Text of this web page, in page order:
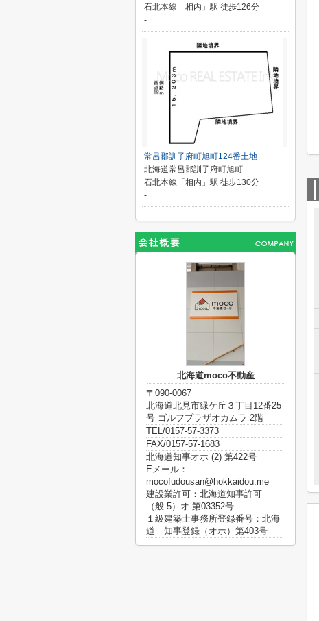
石北本線「相内」駅 徒歩126分
-
常呂郡訓子府町旭町124番土地
北海道常呂郡訓子府町旭町
石北本線「相内」駅 徒歩130分
-
北海道moco不動産
〒090-0067
北海道北見市緑ケ丘３丁目12番25
号 ゴルフプラザオカムラ 2階
TEL/0157-57-3373
FAX/0157-57-1683
北海道知事オホ (2) 第422号
Eメール：
mocofudousan@hokkaidou.me
建設業許可：北海道知事許可
（般-5）オ 第03352号
１級建築士事務所登録番号：北海
道 知事登録（オホ）第403号